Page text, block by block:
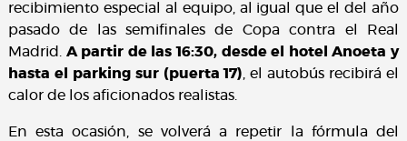
recibimiento especial al equipo, al igual que el del año
pasado de las semifinales de Copa contra el Real
Madrid. A partir de las 16:30, desde el hotel Anoeta y
hasta el parking sur (puerta 17), el autobús recibirá el
calor de los aficionados realistas.
En esta ocasión, se volverá a repetir la fórmula del